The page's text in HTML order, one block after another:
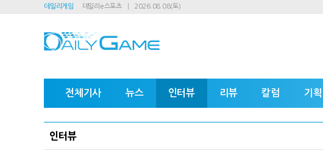
데일리게임 데일리e스포츠 2026.08.08(토)
전체기사 뉴스 인터뷰 리뷰 칼럼 기획
인터뷰